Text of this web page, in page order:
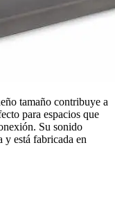
tamaño contribuye a
para espacios que
Su sonido
y está fabricada en